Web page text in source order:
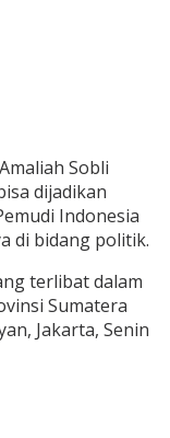
Sobli
dijadikan
Indonesia
di bidang politik.
terlibat dalam
Sumatera
Jakarta, Senin